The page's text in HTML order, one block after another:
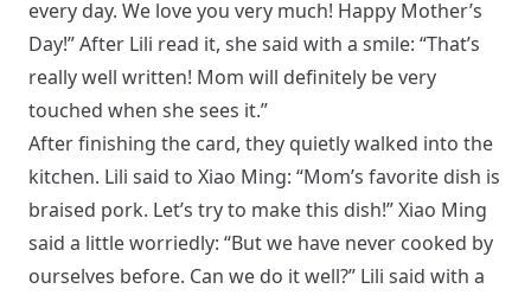
every day. We love you very much! Happy Mother’s
Day!” After Lili read it, she said with a smile: “That’s
really well written! Mom will definitely be very
touched when she sees it.”
After finishing the card, they quietly walked into the
kitchen. Lili said to Xiao Ming: “Mom’s favorite dish is
braised pork. Let’s try to make this dish!” Xiao Ming
said a little worriedly: “But we have never cooked by
ourselves before. Can we do it well?” Lili said with a